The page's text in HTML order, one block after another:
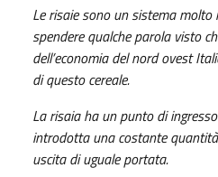
Le risaie sono un sistema molto
spendere qualche parola visto
dell’economia del nord ovest
di questo cereale.
La risaia ha un punto di
introdotta una costante
uscita di uguale portata.